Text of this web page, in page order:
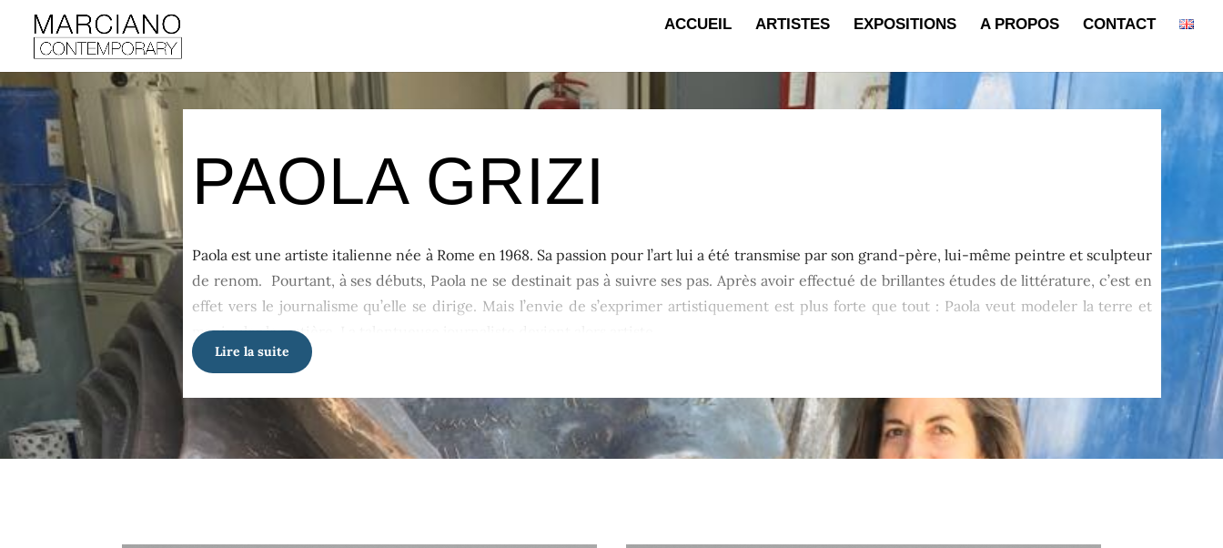
PAOLA GRIZI
Paola est une artiste italienne née à Rome en 1968. Sa passion pour l’art lui a été transmise par son grand-père, lui-même peintre et sculpteur
effet vers le journalisme qu’elle se dirige. Mais l’envie de s’exprimer artistiquement est plus forte que tout : Paola veut modeler la terre et
manipuler la matière. La talentueuse journaliste devient alors artiste.
La passion de l’écriture n’aura de cesse de l’habiter et de se mêler au bronze qu’elle travaille avec un talent incomparable. Ici, Les lettres et la
nature humaine s’entremêlent, se confondent. Par ses bronzes Paola nous livre ses rêves et ambitions, ses peurs ainsi que ses cauchemars.
Lire la suite